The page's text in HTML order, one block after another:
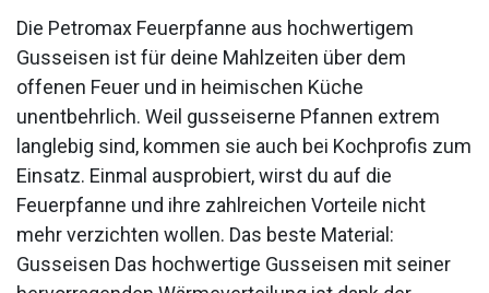
Die Petromax Feuerpfanne aus hochwertigem
Gusseisen ist für deine Mahlzeiten über dem
offenen Feuer und in heimischen Küche
unentbehrlich. Weil gusseiserne Pfannen extrem
langlebig sind, kommen sie auch bei Kochprofis zum
Einsatz. Einmal ausprobiert, wirst du auf die
Feuerpfanne und ihre zahlreichen Vorteile nicht
mehr verzichten wollen. Das beste Material:
Gusseisen Das hochwertige Gusseisen mit seiner